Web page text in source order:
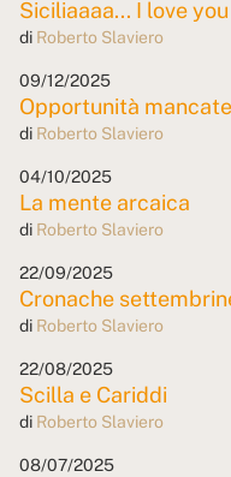
Siciliaaaa... I love you
di Roberto Slaviero
09/12/2025
Opportunità
di Roberto Slaviero
04/10/2025
La mente arcaica
di Roberto Slaviero
22/09/2025
Cronache
di Roberto Slaviero
22/08/2025
Scilla e Cariddi
di Roberto Slaviero
08/07/2025